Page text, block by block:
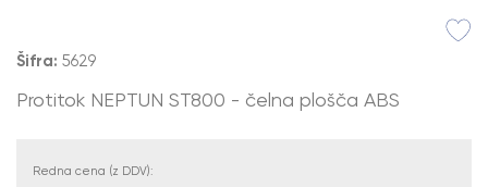
Šifra: 5629
Protitok NEPTUN ST800 - čelna plošča ABS
Redna cena (z DDV):